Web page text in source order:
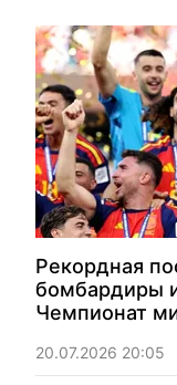
Рекордная
бомбардиры
Чемпионат
20.07.2026 20:05